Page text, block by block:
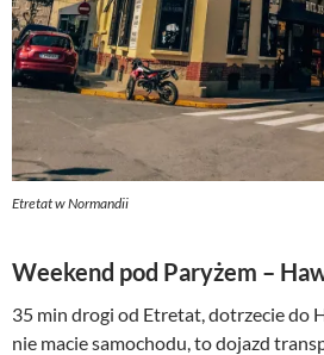
Etretat w Normandii
Weekend pod Paryżem –
35 min drogi od Etretat, dotrzecie do
nie macie samochodu, to dojazd